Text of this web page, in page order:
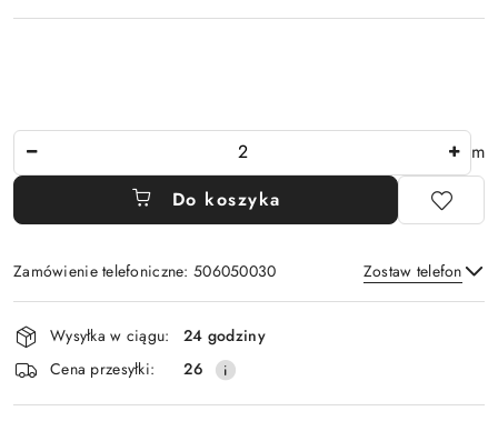
m
Do koszyka
Zamówienie telefoniczne: 506050030 Zostaw telefon
Wyślij
Dostępność
i
dostawa
Wysyłka w ciągu:
24 godziny
Cena przesyłki:
26